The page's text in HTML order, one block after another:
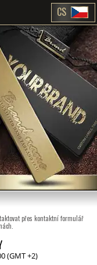
CS
přes kontaktní formulář
(GMT +2)